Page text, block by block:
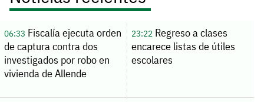
06:33 Fiscalía ejecuta orden
de captura contra dos
investigados por robo en
vivienda de Allende
23:22Regreso a clases
encarece listas de útiles
escolares